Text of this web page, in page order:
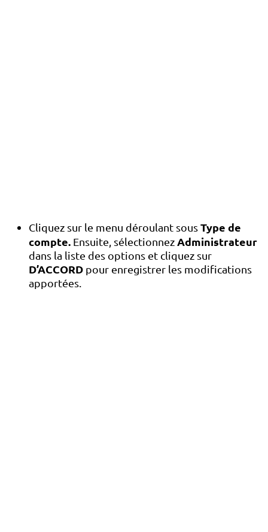
Cliquez sur le menu déroulant sousType de
compte. Ensuite, sélectionnezAdministrateur
dans la liste des options et cliquez sur
D’ACCORD pour enregistrer les modifications
apportées.